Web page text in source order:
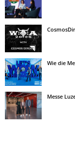
Wie die
Messe